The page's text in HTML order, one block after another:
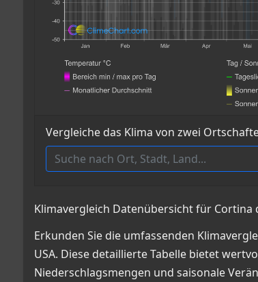
Vergleiche das Klima von zwei
Klimavergleich Datenübersicht für Cortina
Erkunden Sie die umfassenden
USA. Diese detaillierte Tabelle bietet
Niederschlagsmengen und saisonale